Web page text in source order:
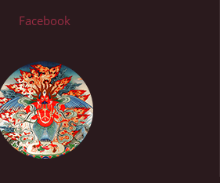
Facebook